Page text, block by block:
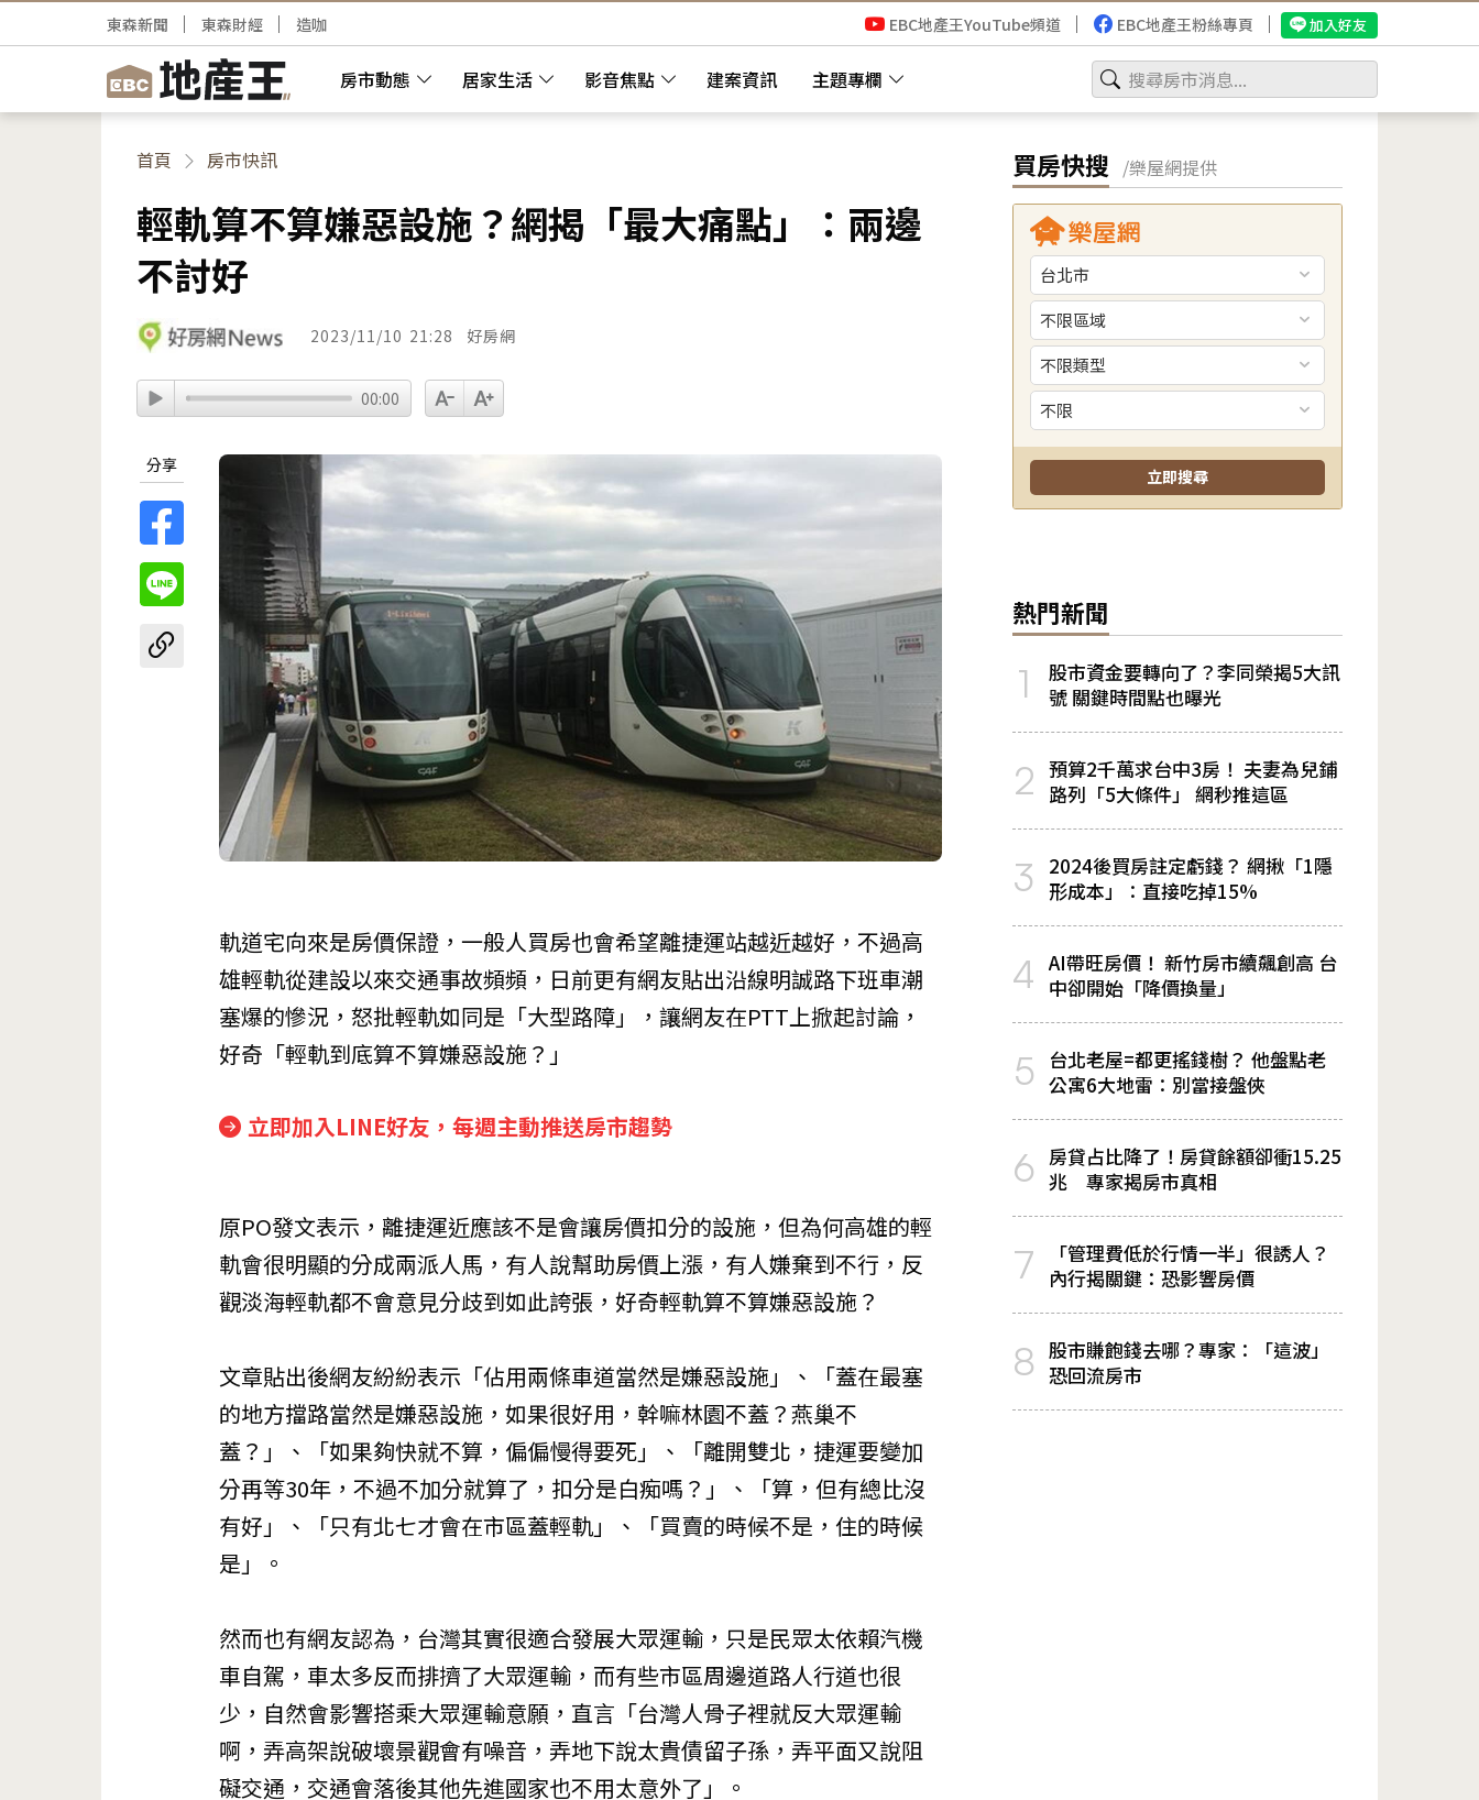
房市動態 居家生活 影音焦點 建案資訊 主題專欄
東森新聞 東森財經 造咖 EBC地產王YouTube頻道 EBC地產王粉絲專頁 加入好友
首頁 房市快訊
輕軌算不算嫌惡設施？網揭「最大痛點」：兩邊
不討好
2023/11/10 21:28 好房網
00:00
分享
軌道宅向來是房價保證，一般人買房也會希望離捷運站越近越好，不過高
雄輕軌從建設以來交通事故頻頻，日前更有網友貼出沿線明誠路下班車潮
塞爆的慘況，怒批輕軌如同是「大型路障」，讓網友在PTT上掀起討論，
好奇「輕軌到底算不算嫌惡設施？」
立即加入LINE好友，每週主動推送房市趨勢
原PO發文表示，離捷運近應該不是會讓房價扣分的設施，但為何高雄的輕
軌會很明顯的分成兩派人馬，有人說幫助房價上漲，有人嫌棄到不行，反
觀淡海輕軌都不會意見分歧到如此誇張，好奇輕軌算不算嫌惡設施？
文章貼出後網友紛紛表示「佔用兩條車道當然是嫌惡設施」、「蓋在最塞
的地方擋路當然是嫌惡設施，如果很好用，幹嘛林園不蓋？燕巢不
蓋？」、「如果夠快就不算，偏偏慢得要死」、「離開雙北，捷運要變加
分再等30年，不過不加分就算了，扣分是白痴嗎？」、「算，但有總比沒
有好」、「只有北七才會在市區蓋輕軌」、「買賣的時候不是，住的時候
是」。
然而也有網友認為，台灣其實很適合發展大眾運輸，只是民眾太依賴汽機
車自駕，車太多反而排擠了大眾運輸，而有些市區周邊道路人行道也很
少，自然會影響搭乘大眾運輸意願，直言「台灣人骨子裡就反大眾運輸
啊，弄高架說破壞景觀會有噪音，弄地下說太貴債留子孫，弄平面又說阻
礙交通，交通會落後其他先進國家也不用太意外了」。
買房快搜 /樂屋網提供
熱門新聞
1
股市資金要轉向了？李同榮揭5大訊
號 關鍵時間點也曝光
2 預算2千萬求台中3房！ 夫妻為兒鋪
路列「5大條件」 網秒推這區
3
2024後買房註定虧錢？ 網揪「1隱
形成本」：直接吃掉15%
4 AI帶旺房價！ 新竹房市續飆創高 台
中卻開始「降價換量」
5
台北老屋=都更搖錢樹？ 他盤點老
公寓6大地雷：別當接盤俠
6 房貸占比降了！房貸餘額卻衝15.25
兆 專家揭房市真相
7
「管理費低於行情一半」很誘人？
內行揭關鍵：恐影響房價
8 股市賺飽錢去哪？專家：「這波」
恐回流房市